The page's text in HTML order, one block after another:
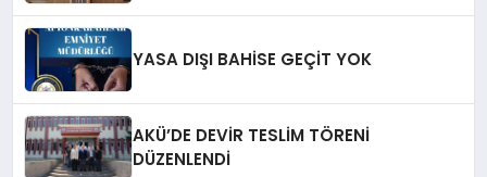
YASA DIŞI BAHİSE GEÇİT YOK
AKÜ’DE DEVİR TESLİM TÖRENİ
DÜZENLENDİ